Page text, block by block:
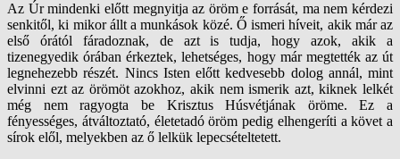
Az Úr mindenki előtt megnyitja az öröm e forrását, ma nem kérdezi
senkitől, ki mikor állt a munkások közé. Ő ismeri híveit, akik már az
első órától fáradoznak, de azt is tudja, hogy azok, akik a
tizenegyedik órában érkeztek, lehetséges, hogy már megtették az út
legnehezebb részét. Nincs Isten előtt kedvesebb dolog annál, mint
elvinni ezt az örömöt azokhoz, akik nem ismerik azt, kiknek lelkét
még nem ragyogta be Krisztus Húsvétjának öröme. Ez a
fényességes, átváltoztató, életetadó öröm pedig elhengeríti a követ a
sírok elől, melyekben az ő lelkük lepecsételtetett.